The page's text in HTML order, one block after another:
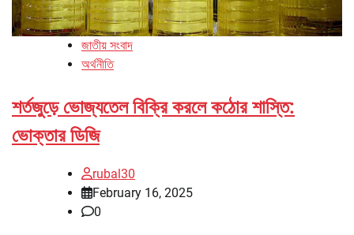
জাতীয় সংবাদ
অর্থনীতি
শর্তজুড়ে ভোজ্যতেল বিক্রি করলে কঠোর শাস্তি:
ভোক্তার ডিজি
rubal30
February 16, 2025
0